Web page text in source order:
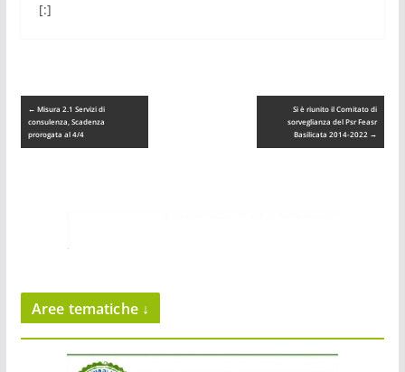
[:]
← Misura 2.1 Servizi di
consulenza, Scadenza
prorogata al 4/4
Si è riunito il Comitato di
sorveglianza del Psr Feasr
Basilicata 2014-2022 →
Aree tematiche ↓